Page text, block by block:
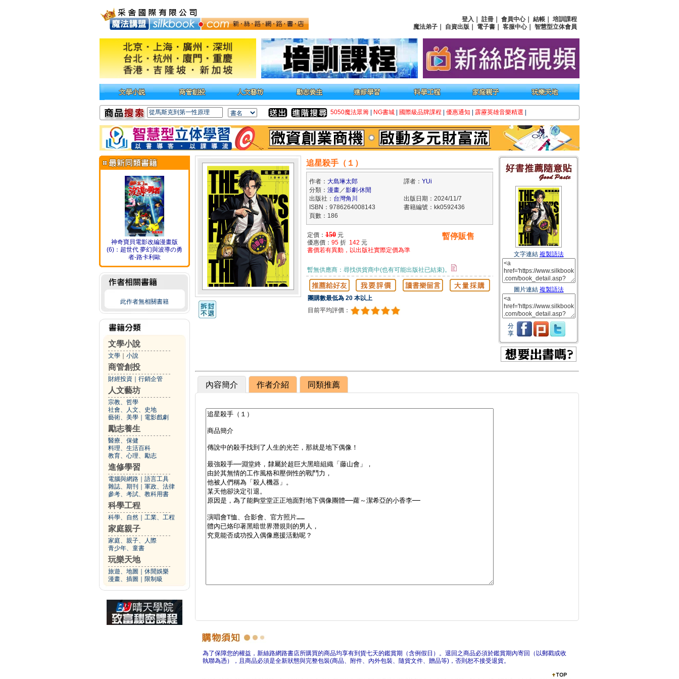
登入 註冊 會員中心｜ 結帳
培訓課程
魔法弟子
自資出版 電子書 客服中心｜ 智慧型立体會員
5050魔法眾籌 NG書城 國際級品牌課程 優惠通知 霹靂英雄音樂精選
神奇寶貝電影改編漫畫版
(6)：超世代 夢幻與波導の勇
者-路卡利歐
此作者無相關書籍
文學小說
文學 小說
商管創投
財經投資 行銷企管
人文藝坊
宗教、哲學
社會、人文、史地
藝術、美學
電影戲劇
勵志養生
醫療、保健
料理、生活百科
教育、心理、勵志
進修學習
電腦與網路
語言工具
雜誌、期刊
軍政、法律
參考、考試、教科用書
科學工程
科學、自然 工業、工程
家庭親子
家庭、親子、人際
青少年、童書
玩樂天地
旅遊、地圖
休閒娛樂
漫畫、插圖
限制級
追星殺手（１）
作者： 大島琳太郎 譯者： YUi
分類： 漫畫／影劇‧休閒
出版社： 台灣角川
出版日期：2024/11/7
ISBN：9786264008143
書籍編號：kk0592436
頁數：186
定價： 150 元
優惠價： 95 折 142 元
書價若有異動，以出版社實際定價為準
暫停販售
暫無供應商：尋找供貨商中(也有可能出版社已結束)。
團購數最低為 20 本以上
目前平均評價：
文字連結 複製語法
圖片連結 複製語法
分
享
內容簡介 作者介紹 同類推薦
為了保障您的權益，新絲路網路書店所購買的商品均享有到貨七天的鑑賞期（含例假日）。退回之商品必須於鑑賞期內寄回（以郵戳或收
執聯為憑），且商品必須是全新狀態與完整包裝(商品、附件、內外包裝、隨貨文件、贈品等)，否則恕不接受退貨。